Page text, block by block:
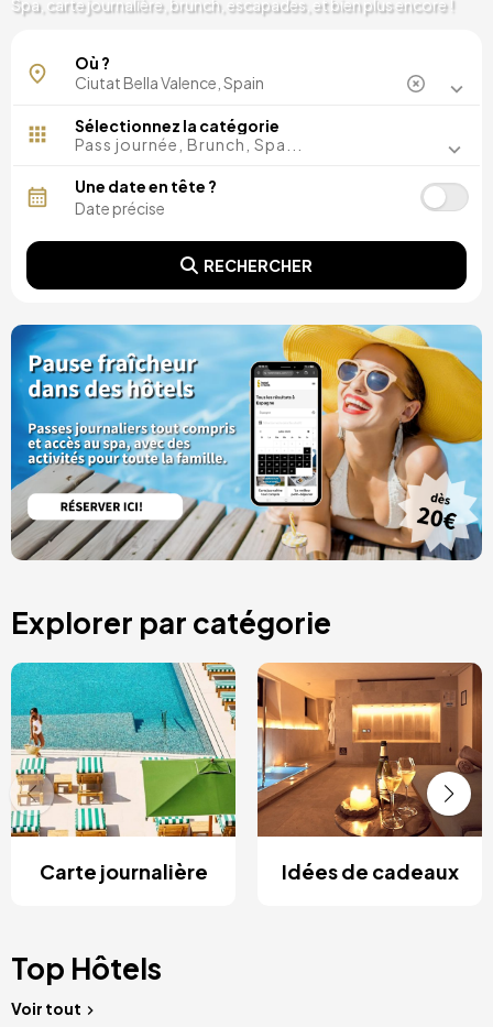
Spa, carte journalière, brunch, escapades, et bien plus encore !
Où ?
Sélectionnez la catégorie
Pass journée, Brunch, Spa...
Une date en tête ?
RECHERCHER
Explorer par catégorie
Carte journalière Idées de cadeaux
Top Hôtels
Voir tout